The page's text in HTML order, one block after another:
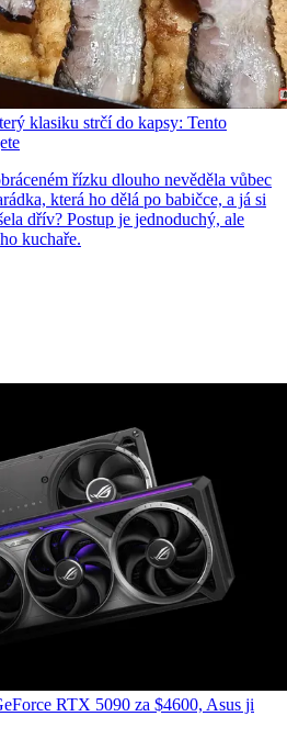
klasiku strčí do kapsy: Tento
řízku dlouho nevěděla vůbec
která ho dělá po babičce, a já si
dřív? Postup je jednoduchý, ale
kuchaře.
RTX 5090 za $4600, Asus ji